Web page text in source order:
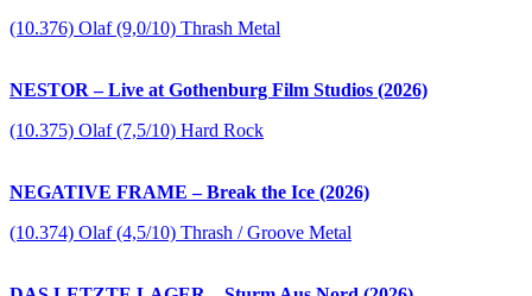
(10.376) Olaf (9,0/10) Thrash Metal
NESTOR – Live at Gothenburg Film Studios (2026)
(10.375) Olaf (7,5/10) Hard Rock
NEGATIVE FRAME – Break the Ice (2026)
(10.374) Olaf (4,5/10) Thrash / Groove Metal